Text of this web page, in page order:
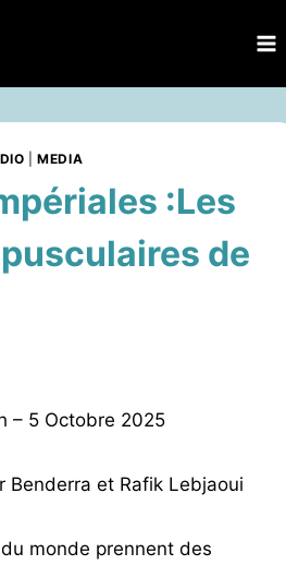
|MEDIA
:Les
de
– 5 Octobre 2025
Benderra et Rafik Lebjaoui
monde prennent des